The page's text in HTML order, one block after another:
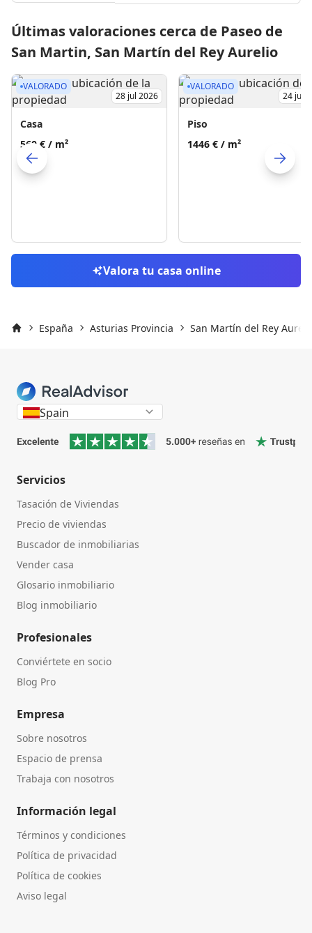
Últimas valoraciones cerca de Paseo de
San Martin, San Martín del Rey Aurelio
VALORADO
28 jul 2026
Casa
560 € / m²
VALORADO
24 jul
Piso
1446 € / m²
Valora tu casa online
España Asturias Provincia San Martín del Rey
Spain
Servicios
Tasación de Viviendas
Precio de viviendas
Buscador de inmobiliarias
Vender casa
Glosario inmobiliario
Blog inmobiliario
Profesionales
Conviértete en socio
Blog Pro
Empresa
Sobre nosotros
Espacio de prensa
Trabaja con nosotros
Información legal
Términos y condiciones
Política de privacidad
Política de cookies
Aviso legal